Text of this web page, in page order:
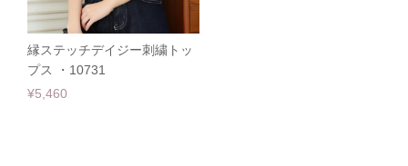
縁ステッチデイジー刺繍トッ
プス ・10731
¥5,460